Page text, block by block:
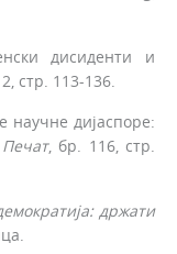
дисиденти и
стр. 113-136.
научне дијаспоре:
Печат, бр. 116, стр.
држати